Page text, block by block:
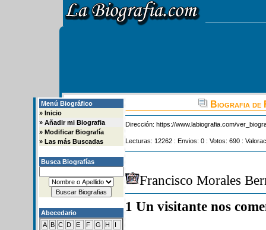
Menú Biográfico
» Inicio
» Añadir mi Biografia
» Modificar Biografía
» Las más Buscadas
Busca Biografías
Abecedario
A
B C D E F G H
I
Biografia de
Dirección: https://www.labiografia.com/
Lecturas: 12262 : Envios: 0 : Votos: 690 :
Francisco Morales
1 Un visitante nos